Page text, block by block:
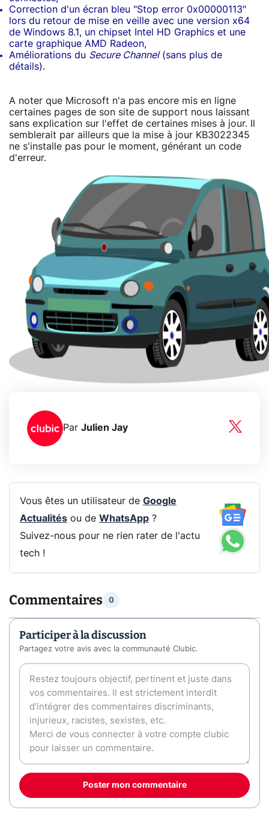
Correction d'un écran bleu "Stop error 0x00000113"
lors du retour de mise en veille avec une version x64
de Windows 8.1, un chipset Intel HD Graphics et une
carte graphique AMD Radeon,
Améliorations du Secure Channel(sans plus de
détails).
A noter que Microsoft n'a pas encore mis en ligne
certaines pages de son site de support nous laissant
sans explication sur l'effet de certaines mises à jour. Il
semblerait par ailleurs que la mise à jour KB3022345
ne s'installe pas pour le moment, générant un code
d'erreur.
Par Julien Jay
Vous êtes un utilisateur de Google
Actualitésou de WhatsApp?
Suivez-nous pour ne rien rater de l'actu
tech !
Commentaires 0
Participer à la discussion
Partagez votre avis avec la communauté Clubic.
Poster mon commentaire